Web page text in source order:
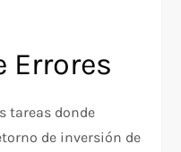
Errores
tareas donde
de inversión de